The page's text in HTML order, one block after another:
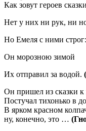
Как зовут героев
Нет у них ни рук, ни
Но Емеля с ними строг:
Он морозною зимой
Их отправил за водой.
Он пришел из сказки к
Постучал тихонько в
В ярком красном
ну, конечно, это …